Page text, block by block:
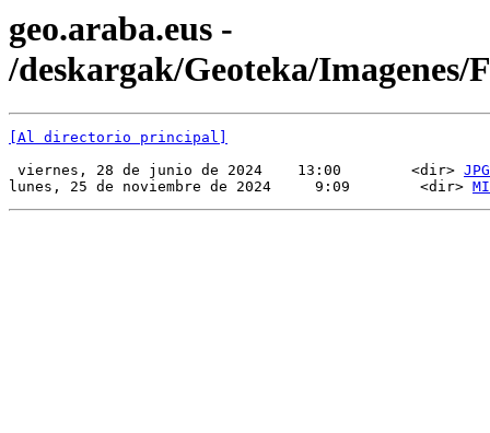
geo.araba.eus -
/deskargak/Geoteka/Imagenes/
[Al directorio principal]
viernes, 28 de junio de 2024    13:00        <dir> JPG
lunes, 25 de noviembre de 2024     9:09        <dir>